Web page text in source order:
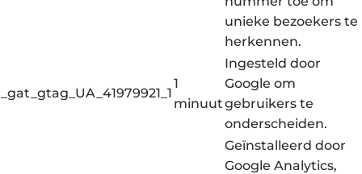
unieke bezoekers te
herkennen.
_gat_gtag_UA_41979921_1
1
minuut
Ingesteld door
Google om
gebruikers te
onderscheiden.
Geïnstalleerd door
Google Analytics,